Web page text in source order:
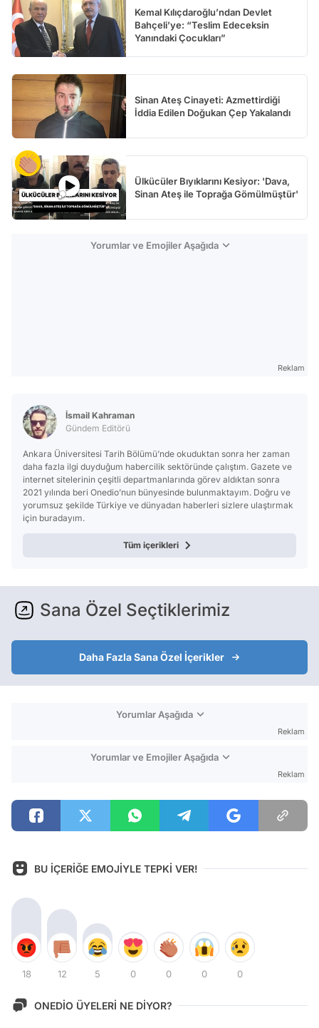
Kemal Kılıçdaroğlu’ndan Devlet
Bahçeli’ye: “Teslim Edeceksin
Yanındaki Çocukları”
Sinan Ateş Cinayeti: Azmettirdiği
İddia Edilen Doğukan Çep Yakalandı
Ülkücüler Bıyıklarını Kesiyor: 'Dava,
Sinan Ateş ile Toprağa Gömülmüştür'
Yorumlar ve Emojiler Aşağıda
Reklam
İsmail Kahraman
Gündem Editörü
Ankara Üniversitesi Tarih Bölümü’nde okuduktan sonra her zaman
daha fazla ilgi duyduğum habercilik sektöründe çalıştım. Gazete ve
internet sitelerinin çeşitli departmanlarında görev aldıktan sonra
2021 yılında beri Onedio’nun bünyesinde bulunmaktayım. Doğru ve
yorumsuz şekilde Türkiye ve dünyadan haberleri sizlere ulaştırmak
için buradayım.
Tüm içerikleri
Sana Özel Seçtiklerimiz
Daha Fazla Sana Özel İçerikler
Yorumlar Aşağıda
Reklam
Yorumlar ve Emojiler Aşağıda
Reklam
BU İÇERİĞE EMOJİYLE TEPKİ VER!
18 12 5 0 0 0 0
ONEDİO ÜYELERİ NE DİYOR?